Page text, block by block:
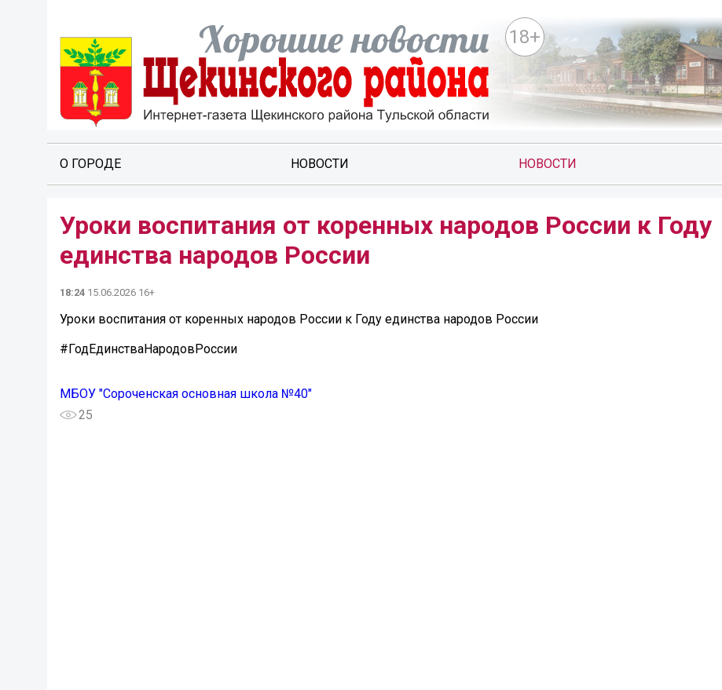
18+
О ГОРОДЕ НОВОСТИ НОВОСТИ
Уроки воспитания от коренных народов России к Году
единства народов России
18:24 15.06.2026 16+
Уроки воспитания от коренных народов России к Году единства народов России
#ГодЕдинстваНародовРоссии
МБОУ "Сороченская основная школа №40"
25